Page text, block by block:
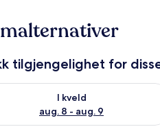
tilgjengelighet for
I kveld
aug. 8 - aug. 9
tilgjengelighet for i kveld, aug.